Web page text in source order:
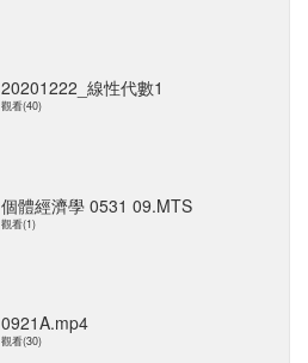
20201222_線性代數1
觀看(40)
個體經濟學 0531 09.MTS
觀看(1)
0921A.mp4
觀看(30)